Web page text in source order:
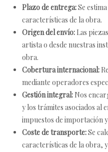
Plazo de entrega:Se
características de la obra.
Origen del envío: Las
artista o desde nuestras
obra.
Cobertura internacional:
mediante operadores
Gestión integral: Nos
y los trámites asociados al
impuestos de importación
Coste de transporte:Se
características de la obra,